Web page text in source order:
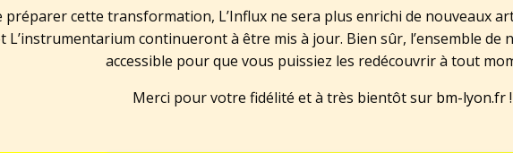
préparer cette transformation, L’Influx ne sera plus enrichi de nouveaux
L’instrumentarium continueront à être mis à jour. Bien sûr, l’ensemble de
accessible pour que vous puissiez les redécouvrir à tout
Merci pour votre fidélité et à très bientôt sur bm-lyon.fr!